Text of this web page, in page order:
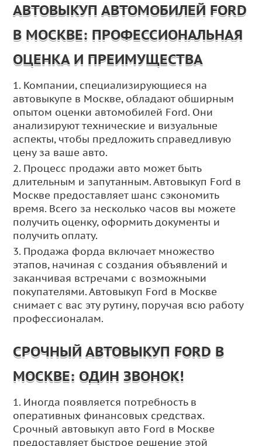
АВТОВЫКУП АВТОМОБИЛЕЙ FORD
В МОСКВЕ: ПРОФЕССИОНАЛЬНАЯ
ОЦЕНКА И ПРЕИМУЩЕСТВА
1. Компании, специализирующиеся на
автовыкупе в Москве, обладают обширным
опытом оценки автомобилей Ford. Они
анализируют технические и визуальные
аспекты, чтобы предложить справедливую
цену за ваше авто.
2. Процесс продажи авто может быть
длительным и запутанным. Автовыкуп Ford в
Москве предоставляет шанс сэкономить
время. Всего за несколько часов вы можете
получить оценку, оформить документы и
получить оплату.
3. Продажа форда включает множество
этапов, начиная с создания объявлений и
заканчивая встречами с возможными
покупателями. Автовыкуп Ford в Москве
снимает с вас эту рутину, поручая всю работу
профессионалам.
СРОЧНЫЙ АВТОВЫКУП FORD В
МОСКВЕ: ОДИН ЗВОНОК!
1. Иногда появляется потребность в
оперативных финансовых средствах.
Срочный автовыкуп авто Ford в Москве
предоставляет быстрое решение этой